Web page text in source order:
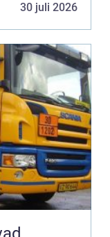
30 juli 2026